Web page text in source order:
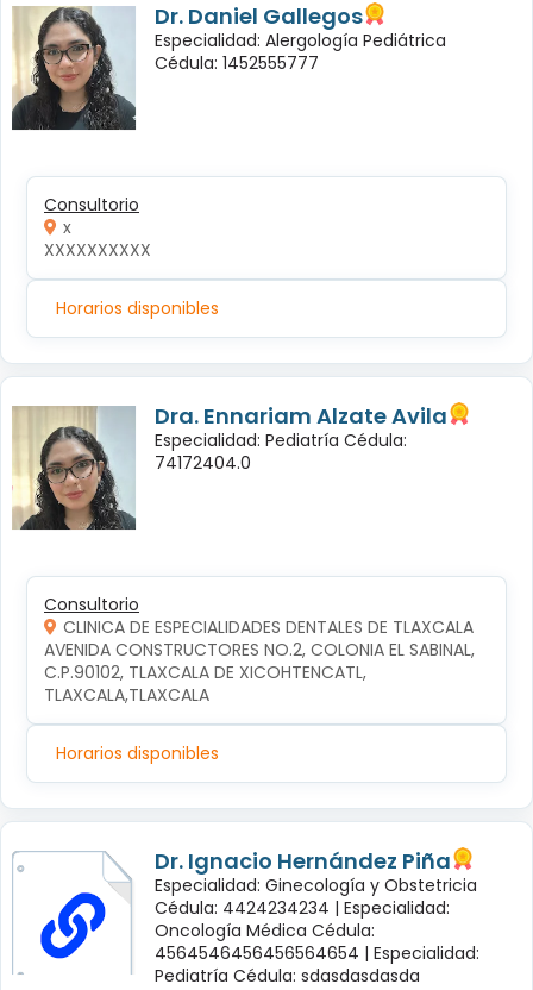
Dr. Daniel Gallegos
Especialidad: Alergología Pediátrica
Cédula: 1452555777
Consultorio
x
XXXXXXXXXX
Horarios disponibles
Dra. Ennariam Alzate Avila
Especialidad: Pediatría Cédula:
74172404.0
Consultorio
CLINICA DE ESPECIALIDADES DENTALES DE TLAXCALA
AVENIDA CONSTRUCTORES NO.2, COLONIA EL SABINAL,
C.P.90102, TLAXCALA DE XICOHTENCATL,
TLAXCALA,TLAXCALA
Horarios disponibles
Dr. Ignacio Hernández Piña
Especialidad: Ginecología y Obstetricia
Cédula: 4424234234 | Especialidad:
Oncología Médica Cédula:
4564546456456564654 | Especialidad:
Pediatría Cédula: sdasdasdasda